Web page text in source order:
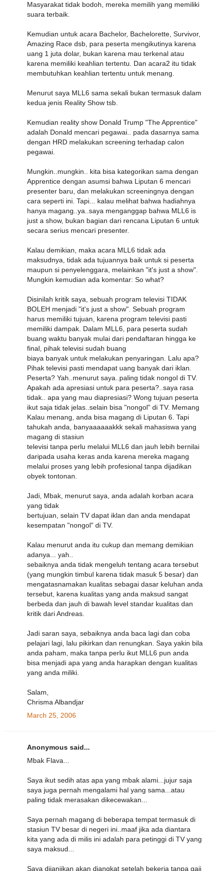
Masyarakat tidak bodoh, mereka memilih yang memiliki
suara terbaik.
Kemudian untuk acara Bachelor, Bachelorette, Survivor,
Amazing Race dsb, para peserta mengikutinya karena
uang 1 juta dolar, bukan karena mau terkenal atau
karena memiliki keahlian tertentu. Dan acara2 itu tidak
membutuhkan keahlian tertentu untuk menang.
Menurut saya MLL6 sama sekali bukan termasuk dalam
kedua jenis Reality Show tsb.
Kemudian reality show Donald Trump "The Apprentice"
adalah Donald mencari pegawai.. pada dasarnya sama
dengan HRD melakukan screening terhadap calon
pegawai.
Mungkin..mungkin.. kita bisa kategorikan sama dengan
Apprentice dengan asumsi bahwa Liputan 6 mencari
presenter baru, dan melakukan screeningnya dengan
cara seperti ini. Tapi... kalau melihat bahwa hadiahnya
hanya magang..ya..saya menganggap bahwa MLL6 is
just a show, bukan bagian dari rencana Liputan 6 untuk
secara serius mencari presenter.
Kalau demikian, maka acara MLL6 tidak ada
maksudnya, tidak ada tujuannya baik untuk si peserta
maupun si penyelenggara, melainkan "it's just a show".
Mungkin kemudian ada komentar: So what?
Disinilah kritik saya, sebuah program televisi TIDAK
BOLEH menjadi "it's just a show". Sebuah program
harus memiliki tujuan, karena program televisi pasti
memiliki dampak. Dalam MLL6, para peserta sudah
buang waktu banyak mulai dari pendaftaran hingga ke
final, pihak televisi sudah buang
biaya banyak untuk melakukan penyaringan. Lalu apa?
Pihak televisi pasti mendapat uang banyak dari iklan.
Peserta? Yah..menurut saya..paling tidak nongol di TV.
Apakah ada apresiasi untuk para peserta?..saya rasa
tidak.. apa yang mau diapresiasi? Wong tujuan peserta
ikut saja tidak jelas..selain bisa "nongol" di TV. Memang
Kalau menang, anda bisa magang di Liputan 6. Tapi
tahukah anda, banyaaaaaakkk sekali mahasiswa yang
magang di stasiun
televisi tanpa perlu melalui MLL6 dan jauh lebih bernilai
daripada usaha keras anda karena mereka magang
melalui proses yang lebih profesional tanpa dijadikan
obyek tontonan.
Jadi, Mbak, menurut saya, anda adalah korban acara
yang tidak
bertujuan, selain TV dapat iklan dan anda mendapat
kesempatan "nongol" di TV.
Kalau menurut anda itu cukup dan memang demikian
adanya... yah..
sebaiknya anda tidak mengeluh tentang acara tersebut
(yang mungkin timbul karena tidak masuk 5 besar) dan
mengatasnamakan kualitas sebagai dasar keluhan anda
tersebut, karena kualitas yang anda maksud sangat
berbeda dan jauh di bawah level standar kualitas dan
kritik dari Andreas.
Jadi saran saya, sebaiknya anda baca lagi dan coba
pelajari lagi, lalu pikirkan dan renungkan. Saya yakin bila
anda paham, maka tanpa perlu ikut MLL6 pun anda
bisa menjadi apa yang anda harapkan dengan kualitas
yang anda miliki.
Salam,
Chrisma Albandjar
March 25, 2006
Anonymous said...
Mbak Flava...
Saya ikut sedih atas apa yang mbak alami...jujur saja
saya juga pernah mengalami hal yang sama...atau
paling tidak merasakan dikecewakan...
Saya pernah magang di beberapa tempat termasuk di
stasiun TV besar di negeri ini..maaf jika ada diantara
kita yang ada di milis ini adalah para petinggi di TV yang
saya maksud...
Saya dijanjikan akan diangkat setelah bekerja tanpa gaji